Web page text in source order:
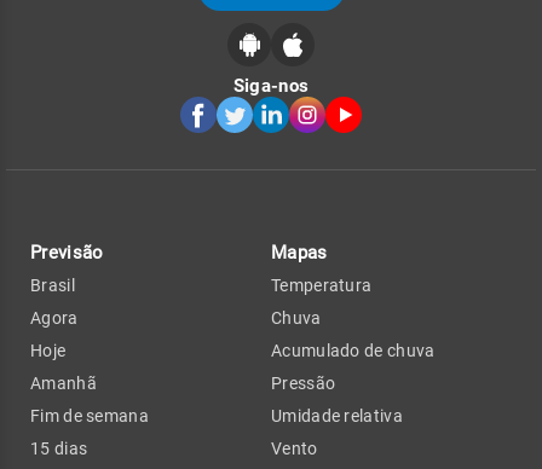
Siga-nos
Previsão
Brasil
Agora
Hoje
Amanhã
Fim de semana
15 dias
Mapas
Temperatura
Chuva
Acumulado de chuva
Pressão
Umidade relativa
Vento